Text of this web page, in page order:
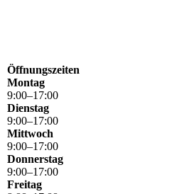
Öffnungszeiten
Montag
9:00–17:00
Dienstag
9:00–17:00
Mittwoch
9:00–17:00
Donnerstag
9:00–17:00
Freitag